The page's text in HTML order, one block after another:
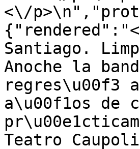
<\/
Santiago.
Anoche la
regres\u00f3
a\u00f1os de
Teatro